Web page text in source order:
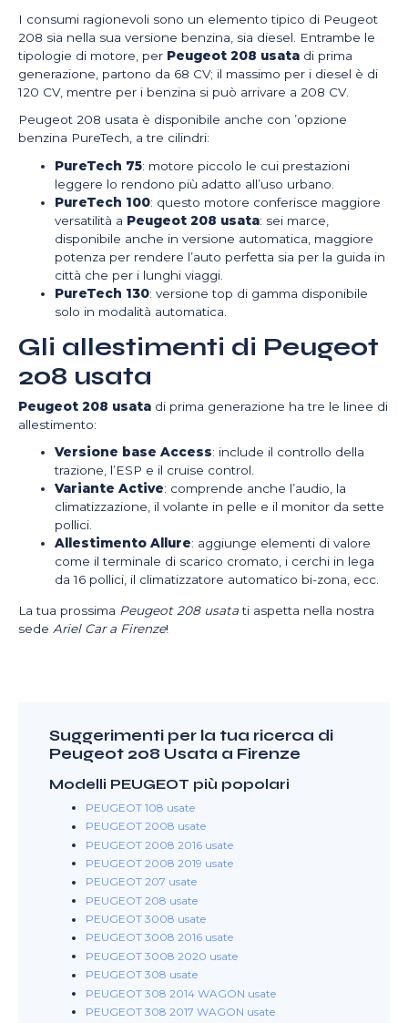
I consumi ragionevoli sono un elemento tipico di Peugeot
208 sia nella sua versione benzina, sia diesel. Entrambe le
tipologie di motore, per Peugeot 208 usata di prima
generazione, partono da 68 CV; il massimo per i diesel è di
120 CV, mentre per i benzina si può arrivare a 208 CV.
Peugeot 208 usata è disponibile anche con ’opzione
benzina PureTech, a tre cilindri:
PureTech 75: motore piccolo le cui prestazioni
leggere lo rendono più adatto all’uso urbano.
PureTech 100: questo motore conferisce maggiore
versatilità a Peugeot 208 usata: sei marce,
disponibile anche in versione automatica, maggiore
potenza per rendere l’auto perfetta sia per la guida in
città che per i lunghi viaggi.
PureTech 130: versione top di gamma disponibile
solo in modalità automatica.
Gli allestimenti di Peugeot
208 usata
Peugeot 208 usata di prima generazione ha tre le linee di
allestimento:
Versione base Access: include il controllo della
trazione, l’ESP e il cruise control.
Variante Active: comprende anche l’audio, la
climatizzazione, il volante in pelle e il monitor da sette
pollici.
Allestimento Allure: aggiunge elementi di valore
come il terminale di scarico cromato, i cerchi in lega
da 16 pollici, il climatizzatore automatico bi-zona, ecc.
La tua prossima Peugeot 208 usatati aspetta nella nostra
sede Ariel Car a Firenze!
Suggerimenti per la tua ricerca di
Peugeot 208 Usata a Firenze
Modelli PEUGEOT più popolari
PEUGEOT 108 usate
PEUGEOT 2008 usate
PEUGEOT 2008 2016 usate
PEUGEOT 2008 2019 usate
PEUGEOT 207 usate
PEUGEOT 208 usate
PEUGEOT 3008 usate
PEUGEOT 3008 2016 usate
PEUGEOT 3008 2020 usate
PEUGEOT 308 usate
PEUGEOT 308 2014 WAGON usate
PEUGEOT 308 2017 WAGON usate